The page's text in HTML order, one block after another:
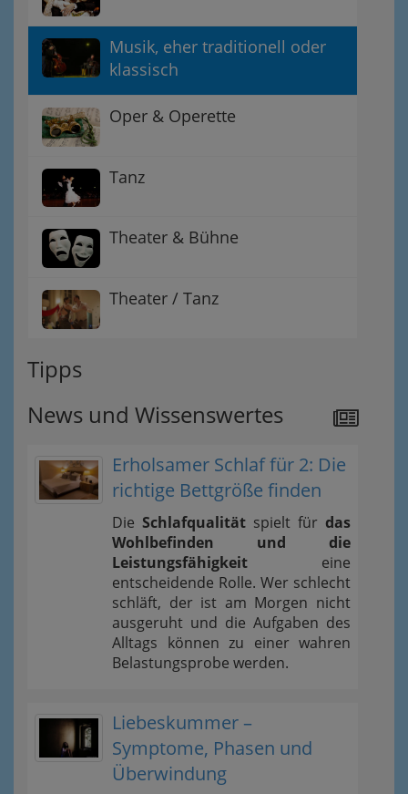
Musik, eher traditionell oder
klassisch
Oper & Operette
Tanz
Theater & Bühne
Theater / Tanz
Tipps
News und Wissenswertes
Erholsamer Schlaf für 2: Die
richtige Bettgröße finden
Die Schlafqualität spielt für das
Wohlbefinden und die
Leistungsfähigkeit eine
entscheidende Rolle. Wer schlecht
schläft, der ist am Morgen nicht
ausgeruht und die Aufgaben des
Alltags können zu einer wahren
Belastungsprobe werden.
Liebeskummer –
Symptome, Phasen und
Überwindung